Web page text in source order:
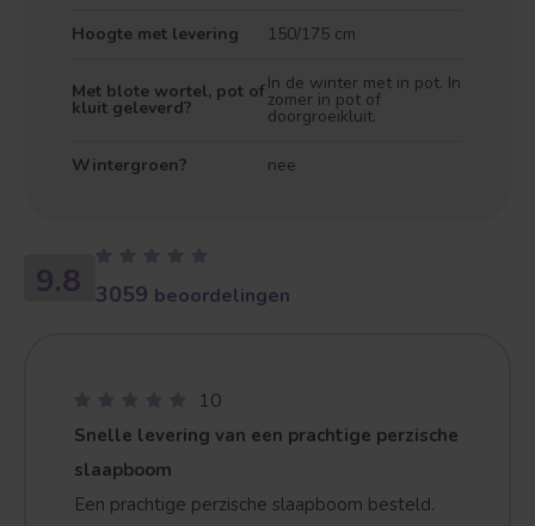
Hoogte met levering 150/175 cm
Met blote wortel, pot of
kluit geleverd?
In de winter met in pot. In
zomer in pot of
doorgroeikluit.
Wintergroen? nee
9.8 3059 beoordelingen
10
Snelle levering van een prachtige perzische
slaapboom
Een prachtige perzische slaapboom besteld.
Treurvorm Vruchtdragend